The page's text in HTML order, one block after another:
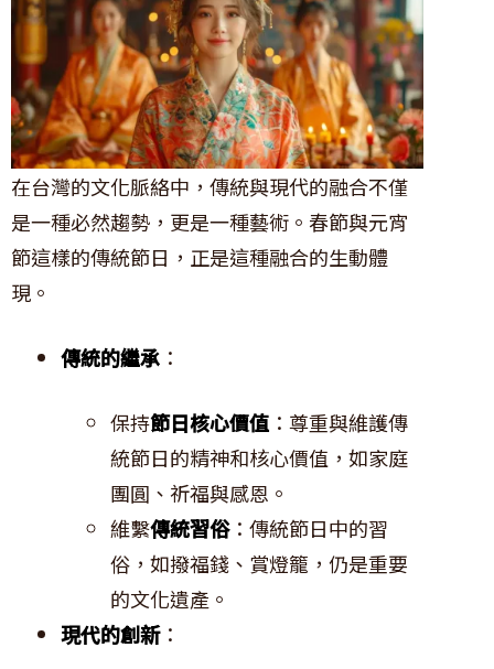
在台灣的文化脈絡中，傳統與現代的融合不僅
是一種必然趨勢，更是一種藝術。春節與元宵
節這樣的傳統節日，正是這種融合的生動體
現。
傳統的繼承 ：
保持節日核心價值 ：尊重與維護傳
統節日的精神和核心價值，如家庭
團圓、祈福與感恩。
維繫傳統習俗：傳統節日中的習
俗，如撥福錢、賞燈籠，仍是重要
的文化遺產。
現代的創新：